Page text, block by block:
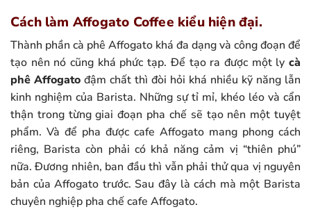
Cách làm Affogato Coffee kiểu hiện đại.
Thành phần cà phê Affogato khá đa dạng và công đoạn để
tạo nên nó cũng khá phức tạp. Để tạo ra được một ly cà
phê Affogato đậm chất thì đòi hỏi khá nhiều kỹ năng lẫn
kinh nghiệm của Barista. Những sự tỉ mỉ, khéo léo và cẩn
thận trong từng giai đoạn pha chế sẽ tạo nên một tuyệt
phẩm. Và để pha được cafe Affogato mang phong cách
riêng, Barista còn phải có khả năng cảm vị “thiên phú”
nữa. Đương nhiên, ban đầu thì vẫn phải thử qua vị nguyên
bản của Affogato trước. Sau đây là cách mà một Barista
chuyên nghiệp pha chế cafe Affogato.